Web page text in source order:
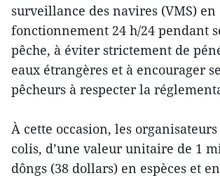
surveillance des navires (VMS) en
fonctionnement 24 h/24 pendant
pêche, à éviter strictement de
eaux étrangères et à encourager
pêcheurs à respecter la
À cette occasion, les
colis, d’une valeur unitaire de 1
dôngs (38 dollars) en espèces et